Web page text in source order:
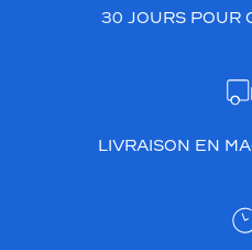
30 JOURS POUR
LIVRAISON EN